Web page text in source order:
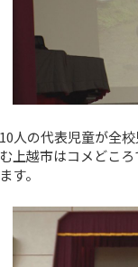
人の代表児童が全
上越市はコメどこ
す。